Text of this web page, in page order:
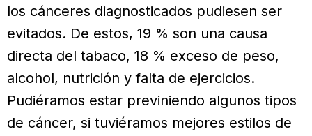
los cánceres diagnosticados pudiesen ser
evitados. De estos, 19 % son una causa
directa del tabaco, 18 % exceso de peso,
alcohol, nutrición y falta de ejercicios.
Pudiéramos estar previniendo algunos tipos
de cáncer, si tuviéramos mejores estilos de